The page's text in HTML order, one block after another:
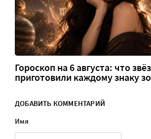
Гороскоп на 6 августа: что
приготовили каждому знаку
ДОБАВИТЬ КОММЕНТАРИЙ
Имя